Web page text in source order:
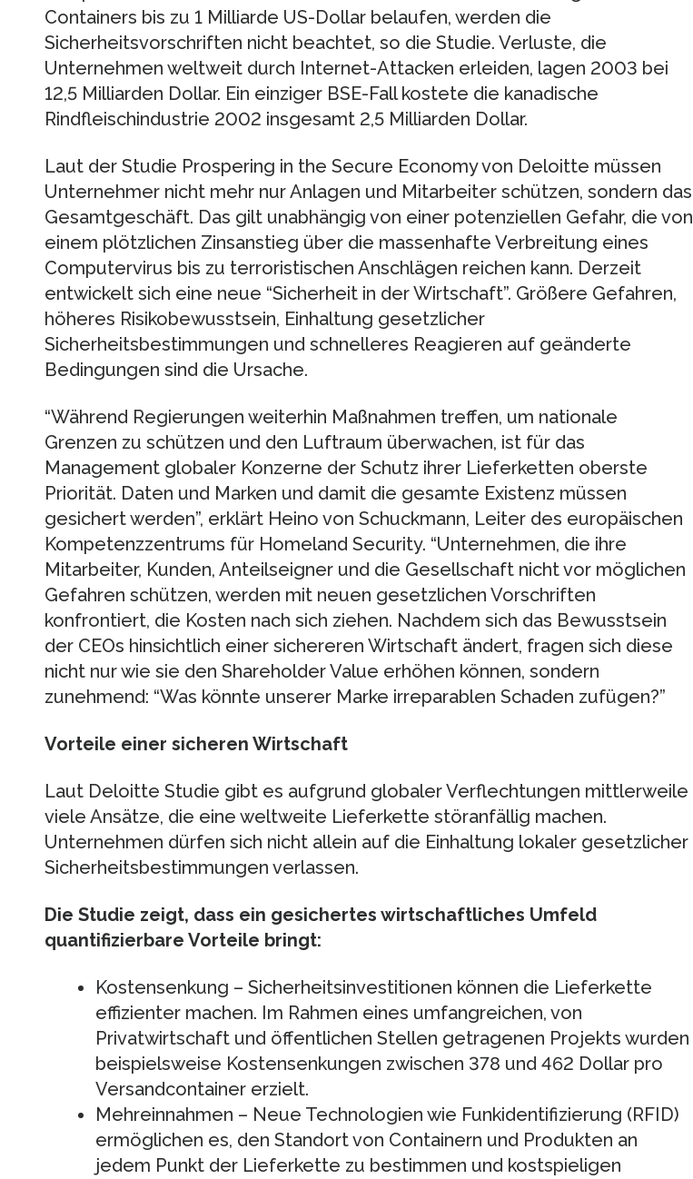
Containers bis zu 1 Milliarde US-Dollar belaufen, werden die
Sicherheitsvorschriften nicht beachtet, so die Studie. Verluste, die
Unternehmen weltweit durch Internet-Attacken erleiden, lagen 2003 bei
12,5 Milliarden Dollar. Ein einziger BSE-Fall kostete die kanadische
Rindfleischindustrie 2002 insgesamt 2,5 Milliarden Dollar.
Laut der Studie Prospering in the Secure Economy von Deloitte müssen
Unternehmer nicht mehr nur Anlagen und Mitarbeiter schützen, sondern das
Gesamtgeschäft. Das gilt unabhängig von einer potenziellen Gefahr, die von
einem plötzlichen Zinsanstieg über die massenhafte Verbreitung eines
Computervirus bis zu terroristischen Anschlägen reichen kann. Derzeit
entwickelt sich eine neue “Sicherheit in der Wirtschaft”. Größere Gefahren,
höheres Risikobewusstsein, Einhaltung gesetzlicher
Sicherheitsbestimmungen und schnelleres Reagieren auf geänderte
Bedingungen sind die Ursache.
“Während Regierungen weiterhin Maßnahmen treffen, um nationale
Grenzen zu schützen und den Luftraum überwachen, ist für das
Management globaler Konzerne der Schutz ihrer Lieferketten oberste
Priorität. Daten und Marken und damit die gesamte Existenz müssen
gesichert werden”, erklärt Heino von Schuckmann, Leiter des europäischen
Kompetenzzentrums für Homeland Security. “Unternehmen, die ihre
Mitarbeiter, Kunden, Anteilseigner und die Gesellschaft nicht vor möglichen
Gefahren schützen, werden mit neuen gesetzlichen Vorschriften
konfrontiert, die Kosten nach sich ziehen. Nachdem sich das Bewusstsein
der CEOs hinsichtlich einer sichereren Wirtschaft ändert, fragen sich diese
nicht nur wie sie den Shareholder Value erhöhen können, sondern
zunehmend: “Was könnte unserer Marke irreparablen Schaden zufügen?”
Vorteile einer sicheren Wirtschaft
Laut Deloitte Studie gibt es aufgrund globaler Verflechtungen mittlerweile
viele Ansätze, die eine weltweite Lieferkette störanfällig machen.
Unternehmen dürfen sich nicht allein auf die Einhaltung lokaler gesetzlicher
Sicherheitsbestimmungen verlassen.
Die Studie zeigt, dass ein gesichertes wirtschaftliches Umfeld
quantifizierbare Vorteile bringt:
Kostensenkung – Sicherheitsinvestitionen können die Lieferkette
effizienter machen. Im Rahmen eines umfangreichen, von
Privatwirtschaft und öffentlichen Stellen getragenen Projekts wurden
beispielsweise Kostensenkungen zwischen 378 und 462 Dollar pro
Versandcontainer erzielt.
Mehreinnahmen – Neue Technologien wie Funkidentifizierung (RFID)
ermöglichen es, den Standort von Containern und Produkten an
jedem Punkt der Lieferkette zu bestimmen und kostspieligen